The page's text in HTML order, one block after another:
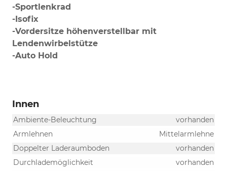
-Sportlenkrad
-Isofix
-Vordersitze höhenverstellbar mit
Lendenwirbelstütze
-Auto Hold
Innen
Ambiente-Beleuchtung
vorhanden
Armlehnen
Mittelarmlehne
Doppelter Laderaumboden
vorhanden
Durchlademöglichkeit
vorhanden